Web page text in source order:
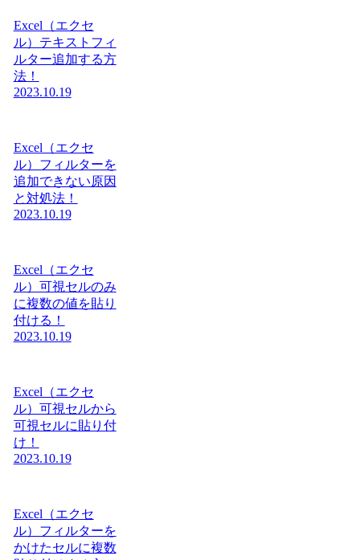
Excel（エクセ
ル）テキストフィ
ルター追加する方
法！
2023.10.19
Excel（エクセ
ル）フィルターを
追加できない原因
と対処法！
2023.10.19
Excel（エクセ
ル）可視セルのみ
に複数の値を貼り
付ける！
2023.10.19
Excel（エクセ
ル）可視セルから
可視セルに貼り付
け！
2023.10.19
Excel（エクセ
ル）フィルターを
かけたセルに複数